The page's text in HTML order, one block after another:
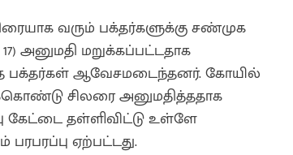
வரும் பக்தர்களுக்கு சண்முக
அனுமதி மறுக்கப்பட்டதாக
பக்தர்கள் ஆவேசமடைந்தனர். கோயில்
சிலரை அனுமதித்ததாக
கேட்டை தள்ளிவிட்டு உள்ளே
ஏற்பட்டது.